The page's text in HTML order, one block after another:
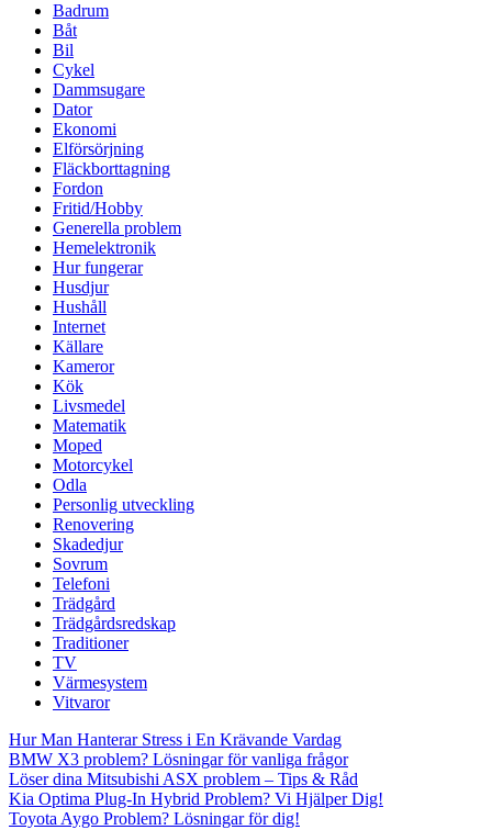
Badrum
Båt
Bil
Cykel
Dammsugare
Dator
Ekonomi
Elförsörjning
Fläckborttagning
Fordon
Fritid/Hobby
Generella problem
Hemelektronik
Hur fungerar
Husdjur
Hushåll
Internet
Källare
Kameror
Kök
Livsmedel
Matematik
Moped
Motorcykel
Odla
Personlig utveckling
Renovering
Skadedjur
Sovrum
Telefoni
Trädgård
Trädgårdsredskap
Traditioner
TV
Värmesystem
Vitvaror
Hur Man Hanterar Stress i En Krävande Vardag
BMW X3 problem? Lösningar för vanliga frågor
Löser dina Mitsubishi ASX problem – Tips & Råd
Kia Optima Plug-In Hybrid Problem? Vi Hjälper Dig!
Toyota Aygo Problem? Lösningar för dig!